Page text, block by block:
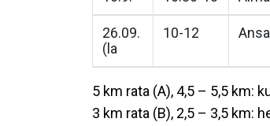
26.09.
(la
10-12
5 km rata (A), 4,5 – 5,5 km:
3 km rata (B), 2,5 – 3,5 km: